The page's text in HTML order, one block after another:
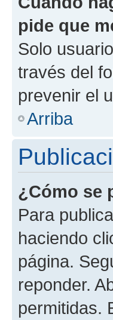
pide que
Solo
través del
prevenir el
Arriba
¿Cómo se
Para
haciendo
página.
reponder.
permitidas.